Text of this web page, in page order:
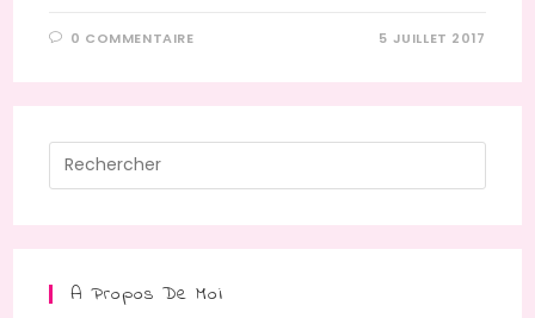
0 COMMENTAIRE 5 JUILLET 2017
A Propos De Moi